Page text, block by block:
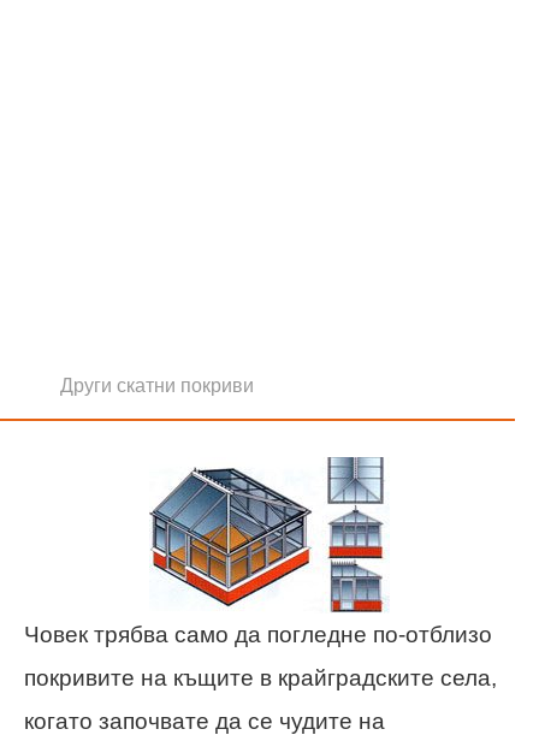
Други скатни покриви
Човек трябва само да погледне по-отблизо
покривите на къщите в крайградските села,
когато започвате да се чудите на